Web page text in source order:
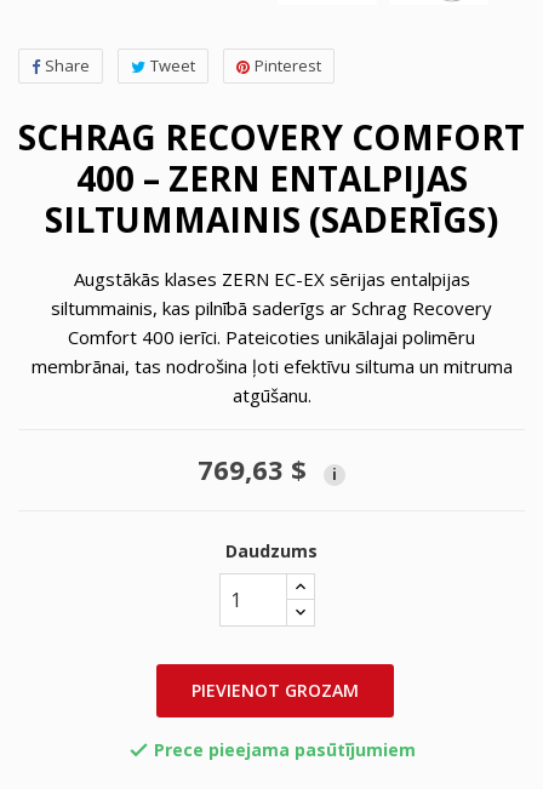
Share Tweet Pinterest
SCHRAG RECOVERY COMFORT
400 – ZERN ENTALPIJAS
SILTUMMAINIS (SADERĪGS)
Augstākās klases ZERN EC-EX sērijas entalpijas
siltummainis, kas pilnībā saderīgs ar Schrag Recovery
Comfort 400 ierīci. Pateicoties unikālajai polimēru
membrānai, tas nodrošina ļoti efektīvu siltuma un mitruma
atgūšanu.
769,63 $ i
Daudzums
PIEVIENOT GROZAM
 Prece pieejama pasūtījumiem